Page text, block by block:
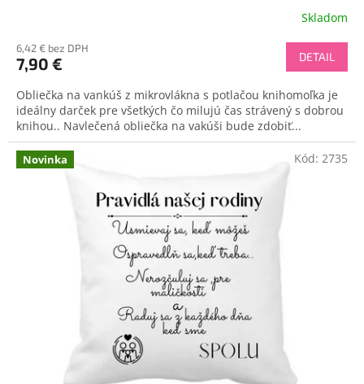
Skladom
6,42 € bez DPH
7,90 € DETAIL
Obliečka na vankúš z mikrovlákna s potlačou knihomoľka je
ideálny darček pre všetkých čo milujú čas strávený s dobrou
knihou.. Navlečená obliečka na vakúši bude zdobiť...
Novinka Kód: 2735